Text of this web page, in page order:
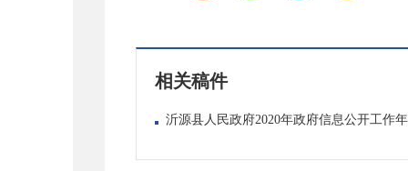
相关稿件
沂源县人民政府2020年政府信息公开工作